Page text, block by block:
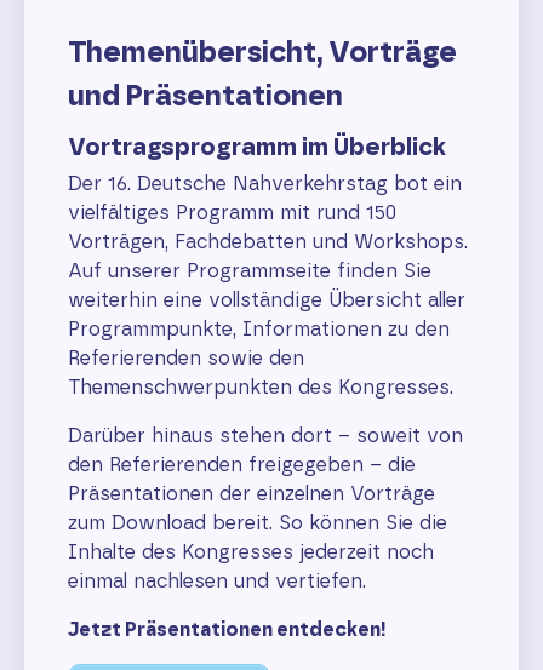
Themenübersicht, Vorträge
und Präsentationen
Vortragsprogramm im Überblick
Der 16. Deutsche Nahverkehrstag bot ein
vielfältiges Programm mit rund 150
Vorträgen, Fachdebatten und Workshops.
Auf unserer Programmseite finden Sie
weiterhin eine vollständige Übersicht aller
Programmpunkte, Informationen zu den
Referierenden sowie den
Themenschwerpunkten des Kongresses.
Darüber hinaus stehen dort – soweit von
den Referierenden freigegeben – die
Präsentationen der einzelnen Vorträge
zum Download bereit. So können Sie die
Inhalte des Kongresses jederzeit noch
einmal nachlesen und vertiefen.
Jetzt Präsentationen entdecken!